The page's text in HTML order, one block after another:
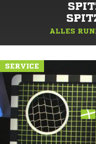
ALLES
SERVICE